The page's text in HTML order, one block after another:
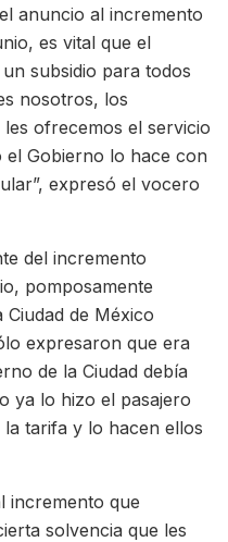
anuncio al incremento
es vital que el
subsidio para todos
nosotros, los
ofrecemos el servicio
Gobierno lo hace con
expresó el vocero
del incremento
pomposamente
de México
expresaron que era
de la Ciudad debía
ya lo hizo el pasajero
tarifa y lo hacen ellos
incremento que
solvencia que les